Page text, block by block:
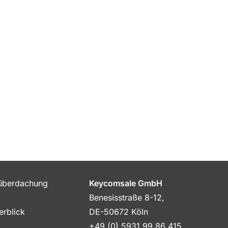
Keycomsale GmbH
Benesisstraße 8-12,
DE-50672 Köln
+49 (0) 5931 99 86 415
Kundenbewertungen und